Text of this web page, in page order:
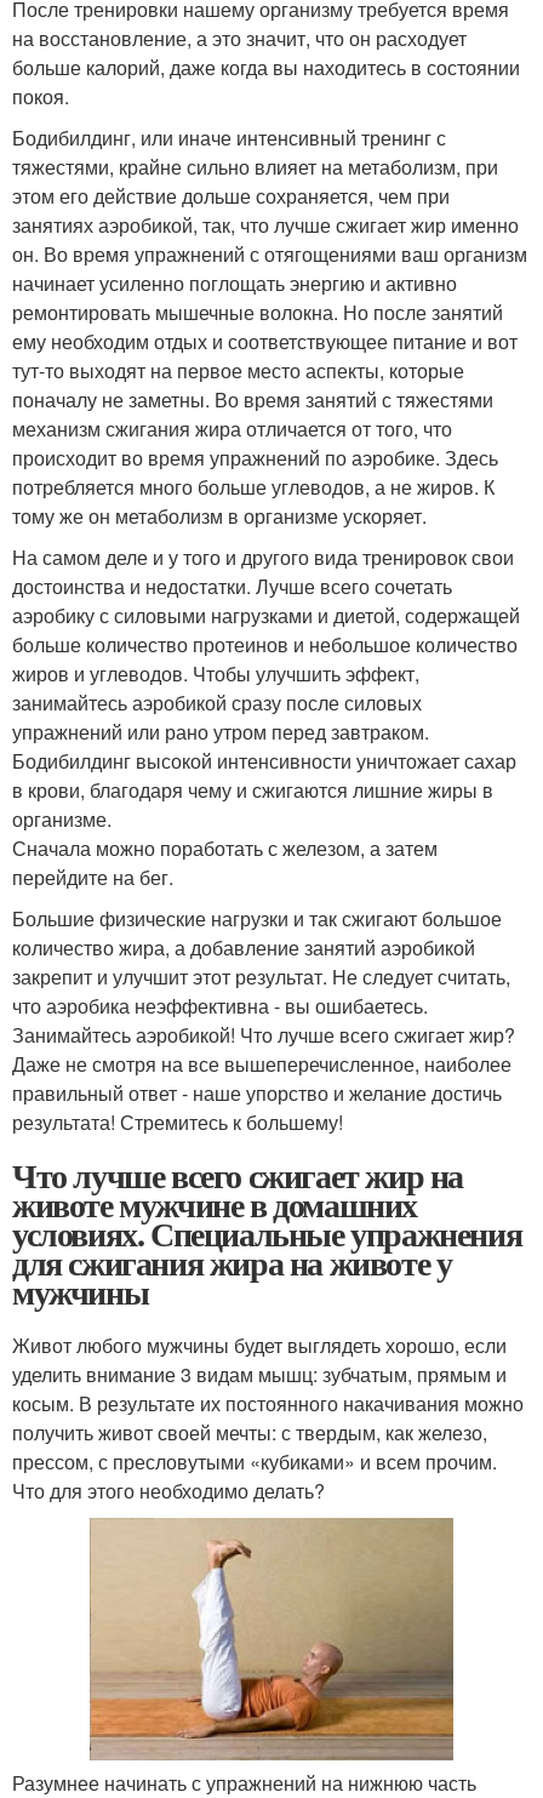
После тренировки нашему организму требуется время
на восстановление, а это значит, что он расходует
больше калорий, даже когда вы находитесь в состоянии
покоя.
Бодибилдинг, или иначе интенсивный тренинг с
тяжестями, крайне сильно влияет на метаболизм, при
этом его действие дольше сохраняется, чем при
занятиях аэробикой, так, что лучше сжигает жир именно
он. Во время упражнений с отягощениями ваш организм
начинает усиленно поглощать энергию и активно
ремонтировать мышечные волокна. Но после занятий
ему необходим отдых и соответствующее питание и вот
тут-то выходят на первое место аспекты, которые
поначалу не заметны. Во время занятий с тяжестями
механизм сжигания жира отличается от того, что
происходит во время упражнений по аэробике. Здесь
потребляется много больше углеводов, а не жиров. К
тому же он метаболизм в организме ускоряет.
На самом деле и у того и другого вида тренировок свои
достоинства и недостатки. Лучше всего сочетать
аэробику с силовыми нагрузками и диетой, содержащей
больше количество протеинов и небольшое количество
жиров и углеводов. Чтобы улучшить эффект,
занимайтесь аэробикой сразу после силовых
упражнений или рано утром перед завтраком.
Бодибилдинг высокой интенсивности уничтожает сахар
в крови, благодаря чему и сжигаются лишние жиры в
организме.
Сначала можно поработать с железом, а затем
перейдите на бег.
Большие физические нагрузки и так сжигают большое
количество жира, а добавление занятий аэробикой
закрепит и улучшит этот результат. Не следует считать,
что аэробика неэффективна - вы ошибаетесь.
Занимайтесь аэробикой! Что лучше всего сжигает жир?
Даже не смотря на все вышеперечисленное, наиболее
правильный ответ - наше упорство и желание достичь
результата! Стремитесь к большему!
Что лучше всего сжигает жир на
животе мужчине в домашних
условиях. Специальные упражнения
для сжигания жира на животе у
мужчины
Живот любого мужчины будет выглядеть хорошо, если
уделить внимание 3 видам мышц: зубчатым, прямым и
косым. В результате их постоянного накачивания можно
получить живот своей мечты: с твердым, как железо,
прессом, с пресловутыми «кубиками» и всем прочим.
Что для этого необходимо делать?
Разумнее начинать с упражнений на нижнюю часть